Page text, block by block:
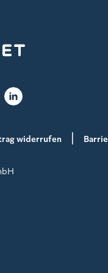
widerrufen